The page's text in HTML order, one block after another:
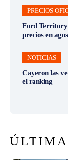
PRECIOS
Ford Territory
precios en
NOTICIAS
Cayeron las
el ranking